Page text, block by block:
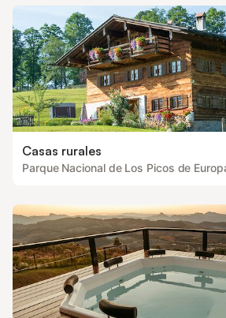
Casas rurales
Parque Nacional de Los Picos de